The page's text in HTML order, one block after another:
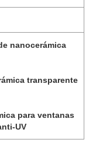
nanocerámica
transparente
para ventanas
UV